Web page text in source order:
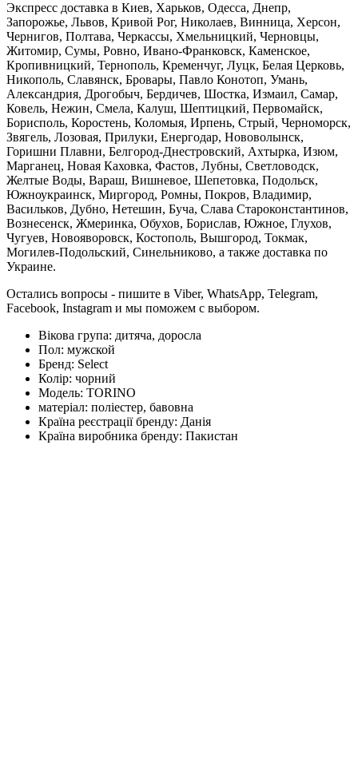
Экспресс доставка в Киев, Харьков, Одесса, Днепр,
Запорожье, Львов, Кривой Рог, Николаев, Винница, Херсон,
Чернигов, Полтава, Черкассы, Хмельницкий, Черновцы,
Житомир, Сумы, Ровно, Ивано-Франковск, Каменское,
Кропивницкий, Тернополь, Кременчуг, Луцк, Белая Церковь,
Никополь, Славянск, Бровары, Павло Конотоп, Умань,
Александрия, Дрогобыч, Бердичев, Шостка, Измаил, Самар,
Ковель, Нежин, Смела, Калуш, Шептицкий, Первомайск,
Борисполь, Коростень, Коломыя, Ирпень, Стрый, Черноморск,
Звягель, Лозовая, Прилуки, Енергодар, Нововолынск,
Горишни Плавни, Белгород-Днестровский, Ахтырка, Изюм,
Марганец, Новая Каховка, Фастов, Лубны, Светловодск,
Желтые Воды, Вараш, Вишневое, Шепетовка, Подольск,
Южноукраинск, Миргород, Ромны, Покров, Владимир,
Васильков, Дубно, Нетешин, Буча, Слава Староконстантинов,
Вознесенск, Жмеринка, Обухов, Борислав, Южное, Глухов,
Чугуев, Новояворовск, Костополь, Вышгород, Токмак,
Могилев-Подольский, Синельниково, а также доставка по
Украине.
Остались вопросы - пишите в Viber, WhatsApp, Telegram,
Facebook, Instagram и мы поможем с выбором.
Вікова група: дитяча, доросла
Пол: мужской
Бренд: Select
Колір: чорний
Модель: TORINO
матеріал: поліестер, бавовна
Країна реєстрації бренду: Данія
Країна виробника бренду: Пакистан